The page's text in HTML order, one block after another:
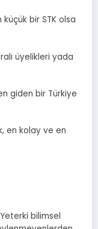
küçük bir STK olsa
üyelikleri yada
giden bir Türkiye
en kolay ve en
bilimsel